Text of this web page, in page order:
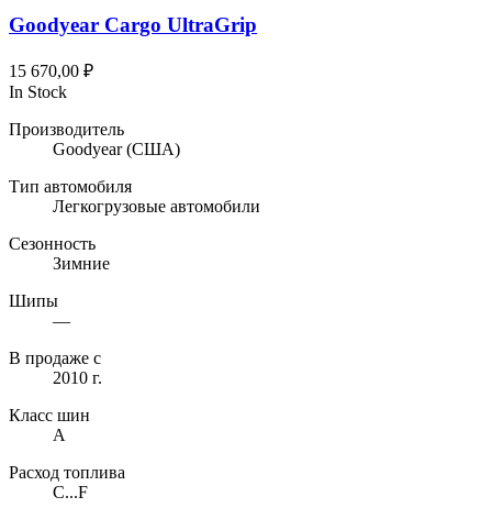
Goodyear Cargo UltraGrip
15 670,00 ₽
In Stock
Производитель
Goodyear(США)
Тип автомобиля
Легкогрузовые автомобили
Сезонность
Зимние
Шипы
—
В продаже с
2010 г.
Класс шин
A
Расход топлива
C...F